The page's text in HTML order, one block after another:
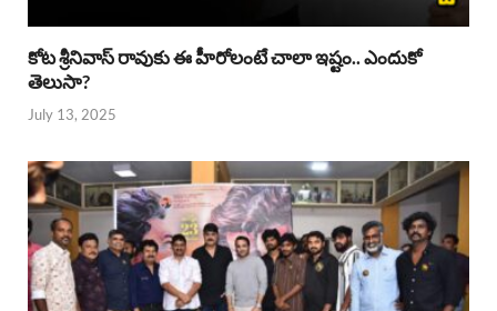
కోట శ్రీనివాస్ రావుకు ఈ హీరోలంటే చాలా ఇష్టం.. ఎందుకో
తెలుసా?
July 13, 2025